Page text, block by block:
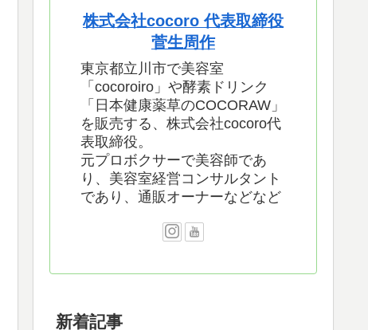
株式会社cocoro 代表取締役
菅生周作
東京都立川市で美容室
「cocoroiro」や酵素ドリンク
「日本健康薬草のCOCORAW」
を販売する、株式会社cocoro代
表取締役。
元プロボクサーで美容師であ
り、美容室経営コンサルタント
であり、通販オーナーなどなど
新着記事